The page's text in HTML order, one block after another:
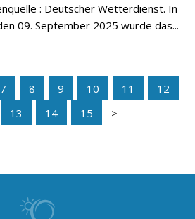
: Deutscher Wetterdienst. In
09. September 2025 wurde das...
7 8 9 10 11
12
13
14 15